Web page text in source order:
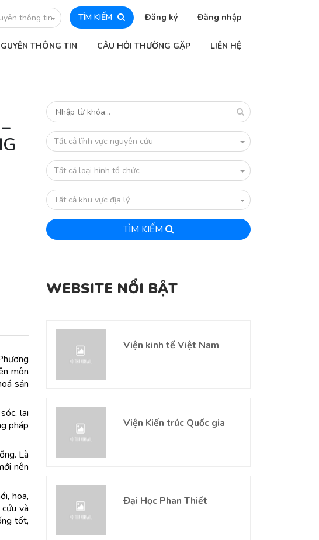
thông tin TÌM KIẾM Đăng ký Đăng nhập
THÔNG TIN CÂU HỎI THƯỜNG GẶP LIÊN HỆ
môn
sản
lai
pháp
Là
nên
hoa,
và
tốt,
Tất cả lĩnh vực nguyên cứu
Tất cả loại hình tổ chức
Tất cả khu vực địa lý
TÌM KIẾM
WEBSITE NỔI BẬT
Viện kinh tế Việt Nam
Viện Kiến trúc Quốc gia
Đại Học Phan Thiết